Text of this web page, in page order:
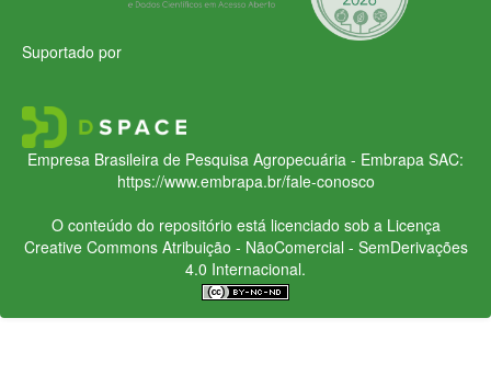
Suportado por
Empresa Brasileira de Pesquisa Agropecuária - Embrapa SAC:
https://www.embrapa.br/fale-conosco
O conteúdo do repositório está licenciado sob a Licença
Creative CommonsAtribuição - NãoComercial - SemDerivações
4.0 Internacional.